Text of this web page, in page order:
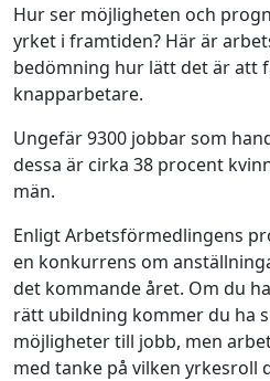
Hur ser möjligheten och
yrket i framtiden? Här är
bedömning hur lätt det är att
knapparbetare.
Ungefär 9300 jobbar som
dessa är cirka 38 procent
män.
Enligt Arbetsförmedlingens
en konkurrens om
det kommande året. Om du
rätt ubildning kommer du ha
möjligheter till jobb, men
med tanke på vilken yrkesroll